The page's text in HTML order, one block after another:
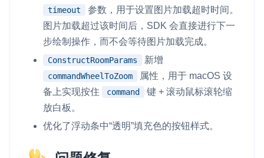
timeout
参数，用于设置图片加载超时时间。
图片加载超过该时间后，SDK 会直接进行下一
步绘制操作，而不会等待图片加载完成。
ConstructRoomParams 新增
commandWheelToZoom
属性，用于 macOS 设
备上实现按住
command
键 + 滚动鼠标滚轮缩
放白板。
优化了浮动条中“透明”填充色的按钮样式。